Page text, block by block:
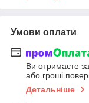
Умови оплати
Ви отримаєте
або гроші
Детальніше